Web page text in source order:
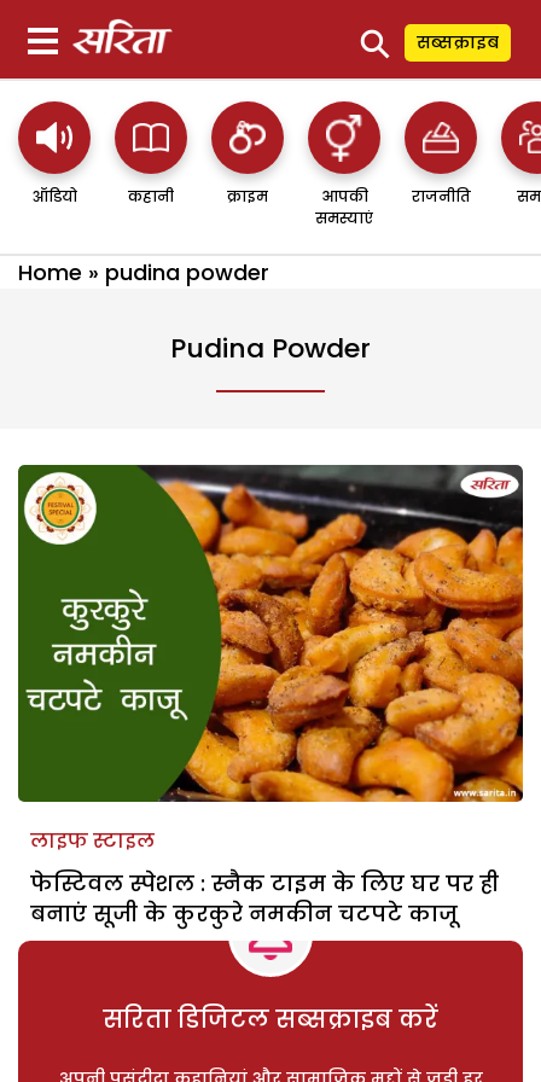
⚲ सब्सक्राइब
ऑडियो कहानी क्राइम
आपकी
समस्याएं
राजनीति
Home » pudina powder
Pudina Powder
लाइफ स्टाइल
फेस्टिवल स्पेशल : स्नैक टाइम के लिए घर पर ही
बनाएं सूजी के कुरकुरे नमकीन चटपटे काजू
सरिता डिजिटल सब्सक्राइब करें